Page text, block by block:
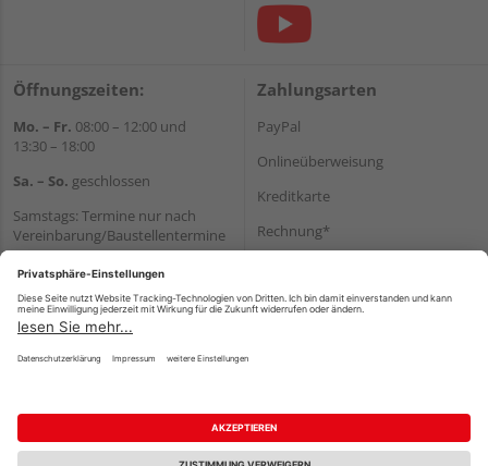
Öffnungszeiten:
Mo. – Fr. 08:00 – 12:00 und
13:30 – 18:00
Sa. – So. geschlossen
Samstags: Termine nur nach
Vereinbarung/Baustellentermine
Wir helfen Ihnen gerne
weiter
Tel.:+49 6062 956180
E-Mail:shop@holzland-seibert.de
Zahlungsarten
PayPal
Onlineüberweisung
Kreditkarte
Rechnung*
Versand
Impressum AGB Widerruf
Datenschutz
Reservierungsbedingungen
Vertrag widerrufen